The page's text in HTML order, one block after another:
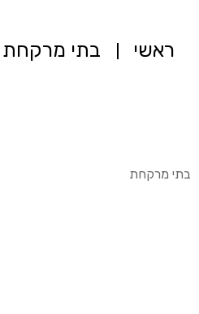
ראשי בתי מרקחת
בתי מרקחת